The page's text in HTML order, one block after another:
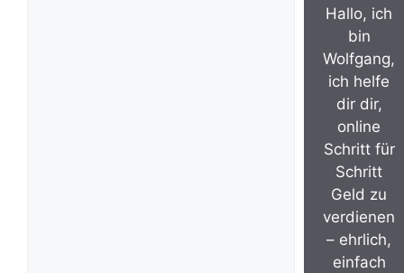
Hallo, ich
bin
Wolfgang,
ich helfe
dir dir,
online
Schritt für
Schritt
Geld zu
verdienen
– ehrlich,
einfach